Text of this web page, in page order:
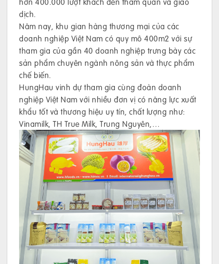
dịch.
Năm nay, khu gian hàng thương mại của các
doanh nghiệp Việt Nam có quy mô 400m2 với sự
tham gia của gần 40 doanh nghiệp trưng bày các
sản phẩm chuyên ngành nông sản và thực phẩm
chế biến.
HungHau vinh dự tham gia cùng đoàn doanh
nghiệp Việt Nam với nhiều đơn vị có năng lực xuất
khẩu tốt và thương hiệu uy tín, chất lượng như:
Vinamilk, TH True Milk, Trung Nguyên,…